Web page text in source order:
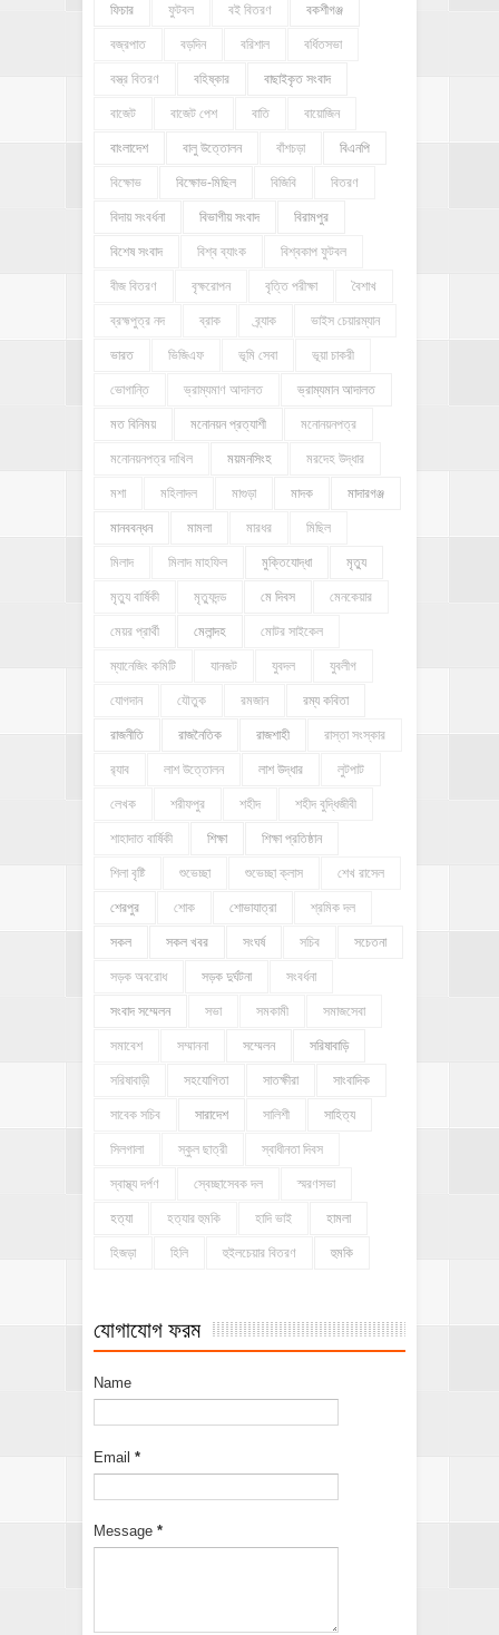
ফিচার ফুটবল বই বিতরণ বকশীগঞ্জ
বজ্রপাত বড়দিন বরিশাল বর্ধিতসভা
বস্ত্র বিতরণ বহিষ্কার বাছাইকৃত সংবাদ
বাজেট বাজেট পেশ বাতি বায়োজিন
বাংলাদেশ বালু উত্তোলন বাঁশচড়া বিএনপি
বিক্ষোভ বিক্ষোভ-মিছিল বিজিবি বিতরণ
বিদায় সংবর্ধনা বিভাগীয় সংবাদ বিরামপুর
বিশেষ সংবাদ বিশ্ব ব্যাংক বিশ্বকাপ ফুটবল
বীজ বিতরণ বৃক্ষরোপন বৃত্তি পরীক্ষা বৈশাখ
ব্রহ্মপুত্র নদ ব্রাক ব্র্যাক ভাইস চেয়ারম্যান
ভারত ভিজিএফ ভূমি সেবা ভূয়া চাকরী
ভোগান্তি ভ্রাম্যমাণ আদালত ভ্রাম্যমান আদালত
মত বিনিময় মনোনয়ন প্রত্যাশী মনোনয়নপত্র
মনোনয়নপত্র দাখিল ময়মনসিংহ মরদেহ উদ্ধার
মশা মহিলাদল মাগুড়া মাদক মাদারগঞ্জ
মানববন্ধন মামলা মারধর মিছিল
মিলাদ মিলাদ মাহফিল মুক্তিযোদ্ধা মৃত্যু
মৃত্যু বার্ষিকী মৃত্যুদন্ড মে দিবস মেনকেয়ার
মেয়র প্রার্থী মেলান্দহ মোটর সাইকেল
ম্যানেজিং কমিটি যানজট যুবদল যুবলীগ
যোগদান যৌতুক রমজান রম্য কবিতা
রাজনীতি রাজনৈতিক রাজশাহী রাস্তা সংস্কার
র‍্যাব লাশ উত্তোলন লাশ উদ্ধার লুটপাট
লেখক শরীফপুর শহীদ শহীদ বুদ্ধিজীবী
শাহাদাত বার্ষিকী শিক্ষা শিক্ষা প্রতিষ্ঠান
শিলা বৃষ্টি শুভেচ্ছা শুভেচ্ছা ক্লাস শেখ রাসেল
শেরপুর শোক শোভাযাত্রা শ্রমিক দল
সকল সকল খবর সংঘর্ষ সচিব সচেতনা
সড়ক অবরোধ সড়ক দুর্ঘটনা সংবর্ধনা
সংবাদ সম্মেলন সভা সমকামী সমাজসেবা
সমাবেশ সম্মাননা সম্মেলন সরিষাবাড়ি
সরিষাবাড়ী সহযোগিতা সাতক্ষীরা সাংবাদিক
সাবেক সচিব সারাদেশ সালিশী সাহিত্য
সিলগালা স্কুল ছাত্রী স্বাধীনতা দিবস
স্বাস্থ্য দর্পণ স্বেচ্ছাসেবক দল স্মরণসভা
হত্যা হত্যার হুমকি হাদি ভাই হামলা
হিজড়া হিলি হুইলচেয়ার বিতরণ হুমকি
যোগাযোগ ফরম
Name
Email *
Message *